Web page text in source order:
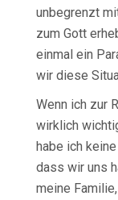
unbegrenzt
zum Gott
einmal ein
wir diese
Wenn ich zur
wirklich
habe ich
dass wir uns
meine